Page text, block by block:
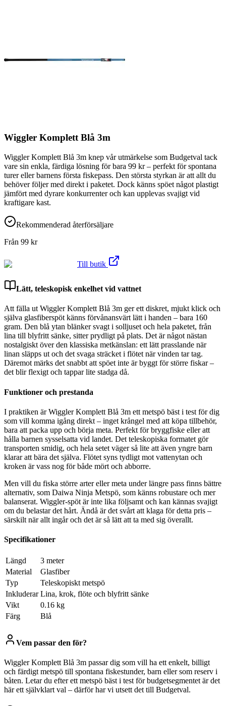
Wiggler Komplett Blå 3m
Wiggler Komplett Blå 3m knep vår utmärkelse som Budgetval tack
vare sin enkla, färdiga lösning för bara 99 kr – perfekt för spontana
turer eller barnens första fiskepass. Den största styrkan är att allt du
behöver följer med direkt i paketet. Dock känns spöet något plastigt
jämfört med dyrare konkurrenter och kan upplevas svajigt vid
kraftigare kast.
Rekommenderad återförsäljare
Från 99 kr
Till butik
Lätt, teleskopisk enkelhet vid vattnet
Att fälla ut Wiggler Komplett Blå 3m ger ett diskret, mjukt klick och
själva glasfiberspöt känns förvånansvärt lätt i handen – bara 160
gram. Den blå ytan blänker svagt i solljuset och hela paketet, från
lina till blyfritt sänke, sitter prydligt på plats. Det är något nästan
nostalgiskt över den klassiska metkänslan: ett lätt prasslande när
linan släpps ut och det svaga sträcket i flötet när vinden tar tag.
Däremot märks det snabbt att spöet inte är byggt för större fiskar –
det blir flexigt och tappar lite stadga då.
Funktioner och prestanda
I praktiken är Wiggler Komplett Blå 3m ett metspö bäst i test för dig
som vill komma igång direkt – inget krångel med att köpa tillbehör,
bara att packa upp och börja meta. Perfekt för bryggfiske eller att
hålla barnen sysselsatta vid landet. Det teleskopiska formatet gör
transporten smidig, och hela setet väger så lite att även yngre barn
klarar att bära det själva. Flötet syns tydligt mot vattenytan och
kroken är vass nog för både mört och abborre.
Men vill du fiska större arter eller meta under längre pass finns bättre
alternativ, som Daiwa Ninja Metspö, som känns robustare och mer
balanserat. Wiggler-spöt är inte lika följsamt och kan kännas svajigt
om du belastar det hårt. Ändå är det svårt att klaga för detta pris –
särskilt när allt ingår och det är så lätt att ta med sig överallt.
Specifikationer
Längd
3 meter
Material
Glasfiber
Typ
Teleskopiskt metspö
Inkluderar Lina, krok, flöte och blyfritt sänke
Vikt
0.16 kg
Färg
Blå
Vem passar den för?
Wiggler Komplett Blå 3m passar dig som vill ha ett enkelt, billigt
och färdigt metspö till spontana fiskestunder, barn eller som reserv i
båten. Letar du efter ett metspö bäst i test för budgetsegmentet är det
här ett självklart val – därför har vi utsett det till Budgetval.